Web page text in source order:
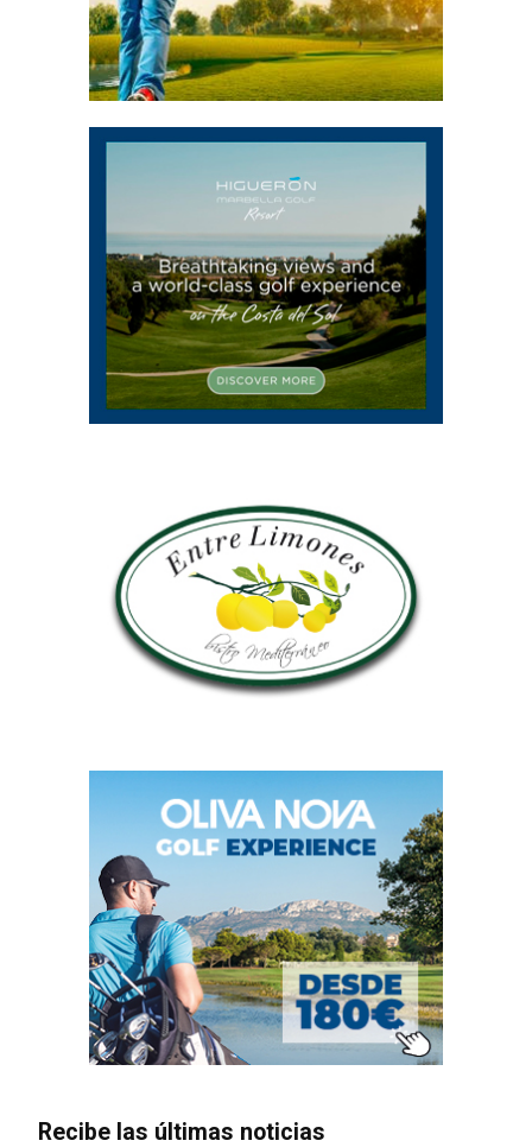
Recibe las últimas noticias